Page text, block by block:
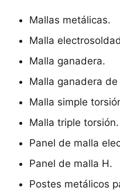
Mallas metálicas.
Malla
Malla ganadera.
Malla ganadera
Malla simple
Malla triple torsión.
Panel de malla
Panel de malla H.
Postes metálicos